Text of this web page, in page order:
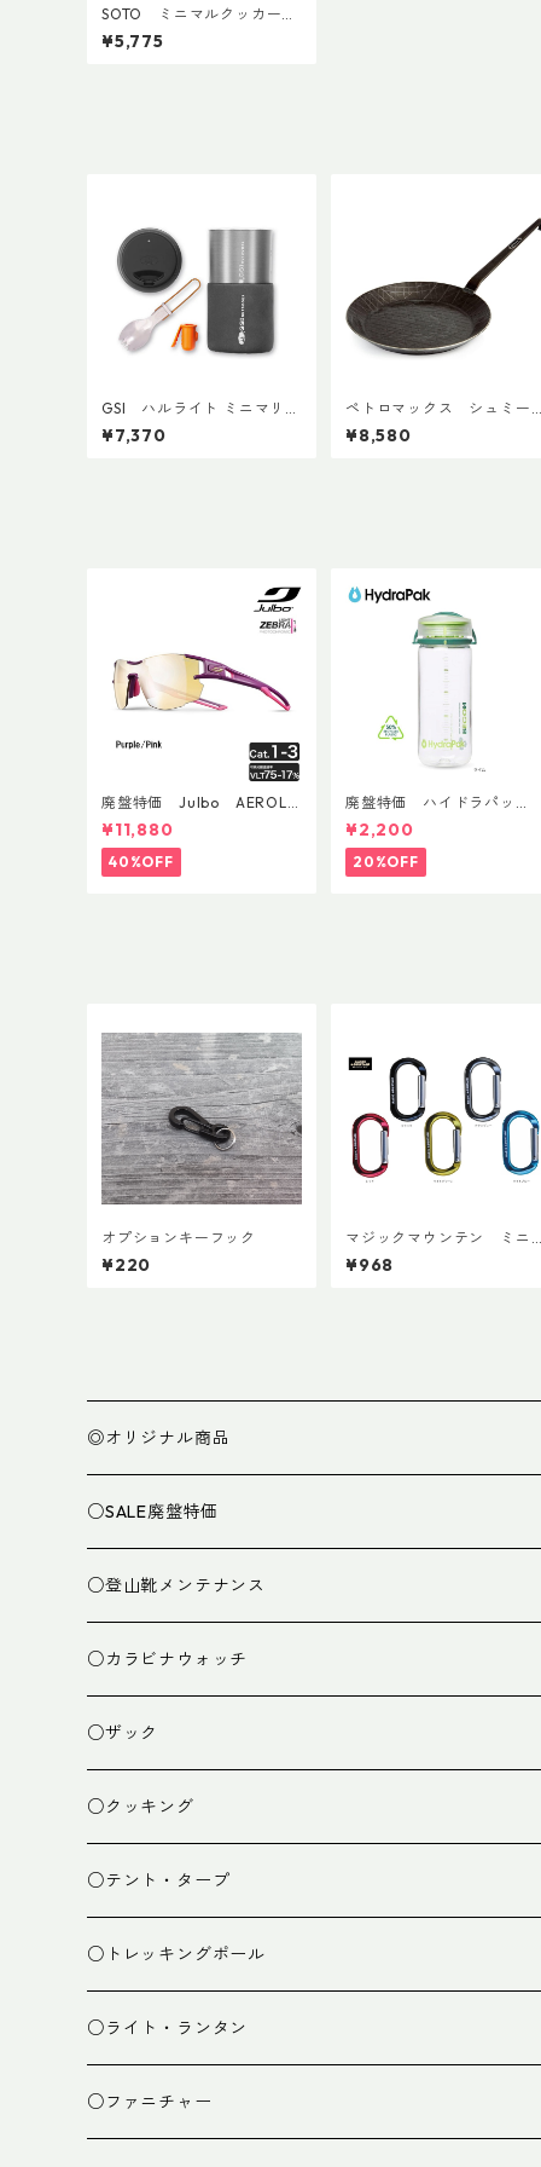
SOTO ミニマルクッカー
ST-3108
¥5,775
GSI ハルライト ミニマリス
ト
¥7,370
ペトロマックス シュミー
デアイゼンフライパン sp24
¥8,580
廃盤特価 Julbo AEROLIT
E AsianFit
¥11,880
40%OFF
廃盤特価 ハイドラパッ
ク リーコン ツイスト＆シ
ップ 500ml
¥2,200
20%OFF
オプションキーフック
¥220
マジックマウンテン ミニ
オーバルビナー
¥968
◎オリジナル商品
○SALE廃盤特価
○登山靴メンテナンス
○カラビナウォッチ
○ザック
ザック
スタッフバッグ
ザック小物
○クッキング
クッカー
バーナー
カトラリー
クッキング小物
○テント・タープ
テント
タープ
ペグ・ハンマー・小物
○トレッキングポール
○ライト・ランタン
ライト
○ファニチャー